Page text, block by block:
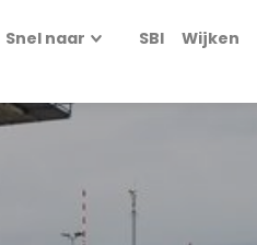
Snel naar SBI Wijken